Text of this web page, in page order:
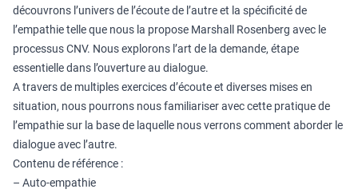
découvrons l’univers de l’écoute de l’autre et la spécificité de
l’empathie telle que nous la propose Marshall Rosenberg avec le
processus CNV. Nous explorons l’art de la demande, étape
essentielle dans l’ouverture au dialogue.
A travers de multiples exercices d’écoute et diverses mises en
situation, nous pourrons nous familiariser avec cette pratique de
l’empathie sur la base de laquelle nous verrons comment aborder le
dialogue avec l’autre.
Contenu de référence :
– Auto-empathie